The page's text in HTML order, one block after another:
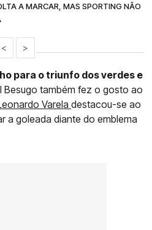
A MARCAR, MAS SPORTING NÃO
< >
para o triunfo dos verdes e
Besugo também fez o gosto ao
Varela destacou-se ao
a goleada diante do emblema